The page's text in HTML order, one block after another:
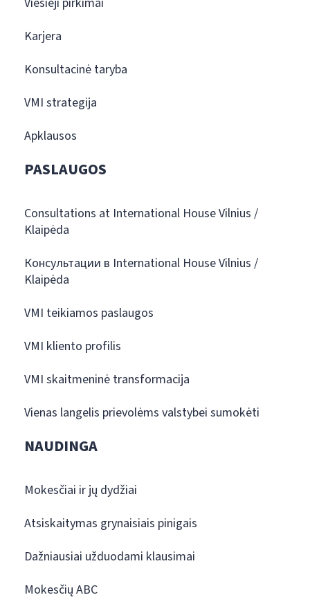
Karjera
Konsultacinė taryba
VMI strategija
Apklausos
PASLAUGOS
Consultations at International House Vilnius /
Klaipėda
Консультации в International House Vilnius /
Klaipėda
VMI teikiamos paslaugos
VMI kliento profilis
VMI skaitmeninė transformacija
Vienas langelis prievolėms valstybei sumokėti
NAUDINGA
Mokesčiai ir jų dydžiai
Atsiskaitymas grynaisiais pinigais
Dažniausiai užduodami klausimai
Mokesčių ABC